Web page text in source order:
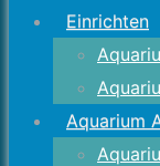
Einrichten
Aquarium